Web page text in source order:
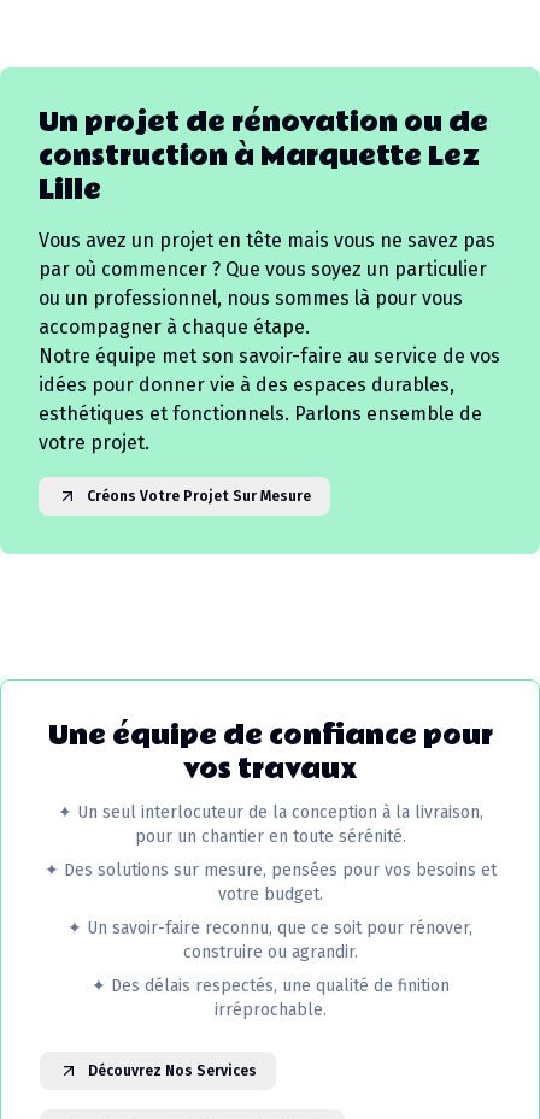
Un projet de rénovation ou de
construction à Marquette Lez
Lille
Vous avez un projet en tête mais vous ne savez pas
par où commencer ? Que vous soyez un particulier
ou un professionnel, nous sommes là pour vous
accompagner à chaque étape.
Notre équipe met son savoir-faire au service de vos
idées pour donner vie à des espaces durables,
esthétiques et fonctionnels. Parlons ensemble de
votre projet.
Créons Votre Projet Sur Mesure
Une équipe de confiance pour
vos travaux
✦ Un seul interlocuteur de la conception à la livraison,
pour un chantier en toute sérénité.
✦ Des solutions sur mesure, pensées pour vos besoins et
votre budget.
✦ Un savoir-faire reconnu, que ce soit pour rénover,
construire ou agrandir.
✦ Des délais respectés, une qualité de finition
irréprochable.
Découvrez Nos Services